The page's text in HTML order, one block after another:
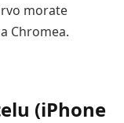
morate
Chromea.
(iPhone